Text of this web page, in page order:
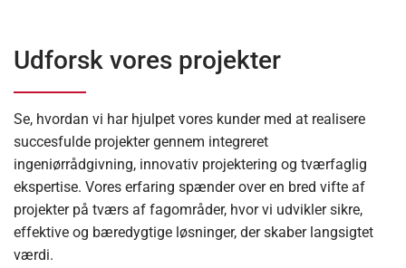
Udforsk vores projekter
Se, hvordan vi har hjulpet vores kunder med at realisere
succesfulde projekter gennem integreret
ingeniørrådgivning, innovativ projektering og tværfaglig
ekspertise. Vores erfaring spænder over en bred vifte af
projekter på tværs af fagområder, hvor vi udvikler sikre,
effektive og bæredygtige løsninger, der skaber langsigtet
værdi.